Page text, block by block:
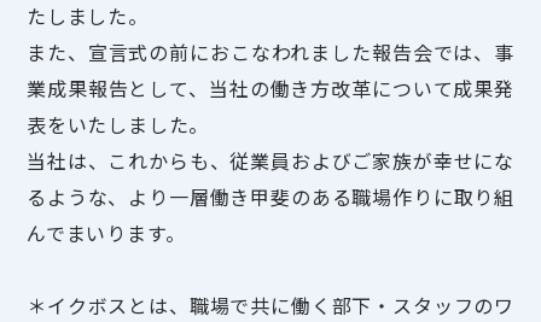
たしました。
また、宣言式の前におこなわれました報告会では、事
業成果報告として、当社の働き方改革について成果発
表をいたしました。
当社は、これからも、従業員およびご家族が幸せにな
るような、より一層働き甲斐のある職場作りに取り組
んでまいります。
＊イクボスとは、職場で共に働く部下・スタッフのワ